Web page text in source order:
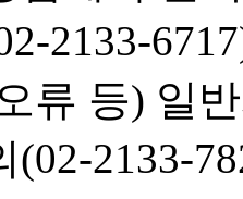
2133-
류 등) 일
(02-2133-